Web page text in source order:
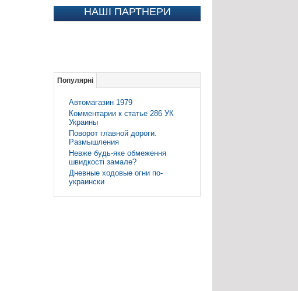
НАШІ ПАРТНЕРИ
Популярні
Автомагазин 1979
Комментарии к статье 286 УК
Украины
Поворот главной дороги.
Размышления
Невже будь-яке обмеження
швидкості замале?
Дневные ходовые огни по-
украински